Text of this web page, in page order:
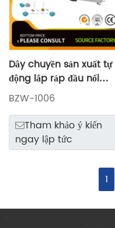
Dây chuyền sản xuất tự
động lắp ráp đầu nối
ngang Ethernet BZW-
BZW-1006
Tham khảo ý kiến ​​
ngay lập tức
1